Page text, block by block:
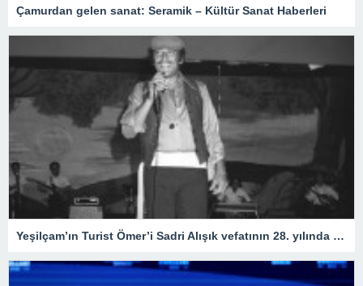
Çamurdan gelen sanat: Seramik – Kültür Sanat Haberleri
Yeşilçam’ın Turist Ömer’i Sadri Alışık vefatının 28. yılında anılıyor